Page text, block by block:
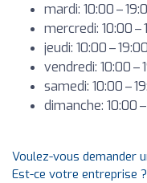
mardi: 10:00 –
mercredi: 10:00 –
jeudi: 10:00 – 19:00
vendredi: 10:00 –
samedi: 10:00 –
dimanche: 10:00
Voulez-vous demander
Est-ce votre entreprise